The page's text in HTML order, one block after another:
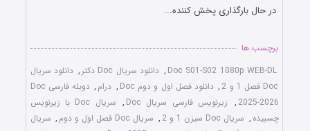
در حال بارگذاری پخش کننده...
برچسب ها
Doc S01-S02 1080p WEB-DL
, دانلود سریال Doc دکتر , دانلود سریال
Doc فصل 1 و 2
, دانلود فصل اول و دوم Doc , درام ,
دوبله فارسی Doc
2025-2026
, زیرنویس فارسی سریال Doc ,
سریال Doc با زیرنویس
چسبیده , سریال Doc سیزن 1 و 2 , سریال Doc فصل اول و دوم , سریال